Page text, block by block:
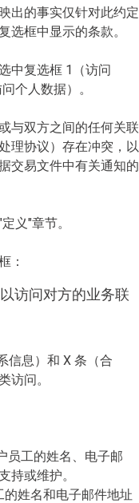
出的事实仅针对此约定
选框中显示的条款。
中复选框 1（访问
个人数据）。
与双方之间的任何关联
理协议）存在冲突，以
交易文件中有关通知的
义"章节。
：
访问对方的业务联
信息）和 X 条（合
访问。
员工的姓名、电子邮
持或维护。
的姓名和电子邮件地址